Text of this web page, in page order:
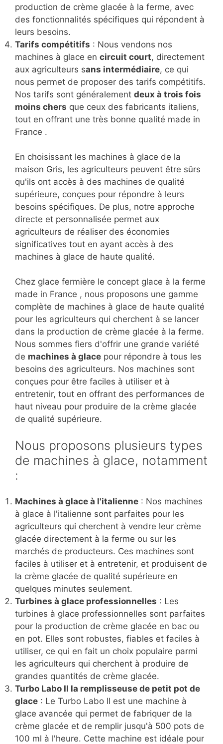
Personnalisation: Nous proposons des
machines à glace personnalisées en fonction
des besoins spécifiques de chaque client. Cela
signifie que nous pouvons concevoir des
machines à glace sur mesure pour les
agriculteurs qui cherchent à se lancer dans la
production de crème glacée à la ferme, avec
des fonctionnalités spécifiques qui répondent à
leurs besoins.
Tarifs compétitifs : Nous vendons nos
machines à glace en
nous permet de proposer des tarifs compétitifs.
Nos tarifs sont généralementdeux à trois fois
moins chersque ceux des fabricants italiens,
tout en offrant une très bonne qualité made in
France .
En choisissant les machines à glace de la
maison Gris, les agriculteurs peuvent être sûrs
qu'ils ont accès à des machines de qualité
besoins spécifiques. De plus, notre approche
directe et personnalisée permet aux
agriculteurs de réaliser des économies
significatives tout en ayant accès à des
machines à glace de haute qualité.
Chez glace fermière le concept glace à la ferme
made in France , nous proposons une gamme
complète de machines à glace de haute qualité
pour les agriculteurs qui cherchent à se lancer
dans la production de crème glacée à la ferme.
Nous sommes fiers d'offrir une grande variété
besoins des agriculteurs. Nos machines sont
conçues pour être faciles à utiliser et à
entretenir, tout en offrant des performances de
haut niveau pour produire de la crème glacée
Nous proposons plusieurs types
de machines à glace, notamment
:
Machines à glace à l'italienne: Nos machines
à glace à l'italienne sont parfaites pour les
agriculteurs qui cherchent à vendre leur crème
glacée directement à la ferme ou sur les
marchés de producteurs. Ces machines sont
faciles à utiliser et à entretenir, et produisent de
la crème glacée de qualité supérieure en
quelques minutes seulement.
Turbines à glace professionnelles: Les
turbines à glace professionnelles sont parfaites
pour la production de crème glacée en bac ou
en pot. Elles sont robustes, fiables et faciles à
utiliser, ce qui en fait un choix populaire parmi
les agriculteurs qui cherchent à produire de